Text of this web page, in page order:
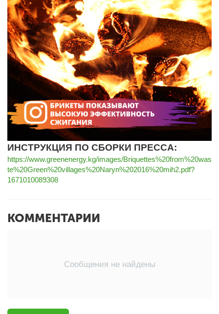
ИНСТРУКЦИЯ ПО СБОРКИ ПРЕССА:
https://www.greenenergy.kg/images/Briquettes%20from%20was
te%20Green%20villages%20Naryn%202016%20mih2.pdf?
1671010089308
КОММЕНТАРИИ
Сообщения не найдены